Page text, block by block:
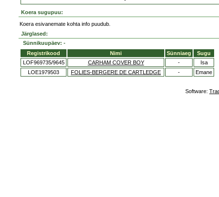
Koera sugupuu:
Koera esivanemate kohta info puudub.
Järglased:
Sünnikuupäev: -
Registrikood
Nimi Sünniaeg
Sugu
LOF969735/9645
CARHAM COVER BOY -
Isa
LOE1979503
FOLIES-BERGERE DE CARTLEDGE - Emane
Software: